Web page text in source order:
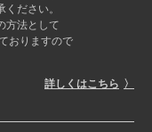
ださい。
方法として
おりますので
詳しくはこちら